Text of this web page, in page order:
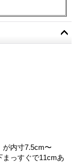
が内寸7.5cm〜
っすぐで11cmあ